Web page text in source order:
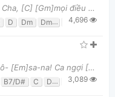
VERSE 1: [F]Vui thay khi con đến với Cha, [C] [Gm]mọi điều từ lòng con chỉ [Dm7]mong thưa cùn
D Dm Dm7 F G Gm
4,696
Lời 1: [G]Hô-sa na! Hô- [D7]sa-na! Hô- [Em]sa-na! Ca ngợi [C]Vua hiển [D7]vinh Hô- [G]sa-na! Hô-
B7/D# C D7 Em G
3,089